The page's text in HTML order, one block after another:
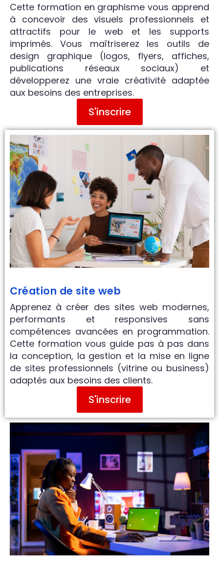
Cette formation en graphisme vous apprend
à concevoir des visuels professionnels et
attractifs pour le web et les supports
imprimés. Vous maîtriserez les outils de
design graphique (logos, flyers, affiches,
publications réseaux sociaux) et
développerez une vraie créativité adaptée
aux besoins des entreprises.
S'inscrire
Création de site web
Apprenez à créer des sites web modernes,
performants et responsives sans
compétences avancées en programmation.
Cette formation vous guide pas à pas dans
la conception, la gestion et la mise en ligne
de sites professionnels (vitrine ou business)
adaptés aux besoins des clients.
S'inscrire